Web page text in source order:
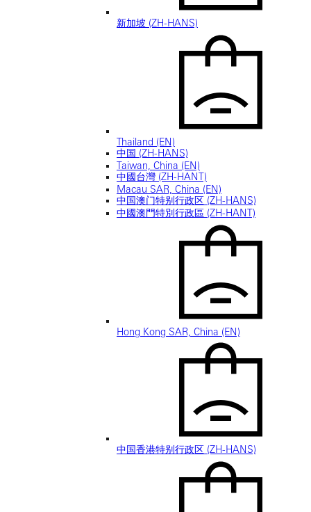
新加坡 (ZH-HANS)
Thailand (EN)
中国 (ZH-HANS)
Taiwan, China (EN)
中國台灣 (ZH-HANT)
Macau SAR, China (EN)
中国澳门特别行政区 (ZH-HANS)
中國澳門特別行政區 (ZH-HANT)
Hong Kong SAR, China (EN)
中国香港特别行政区 (ZH-HANS)